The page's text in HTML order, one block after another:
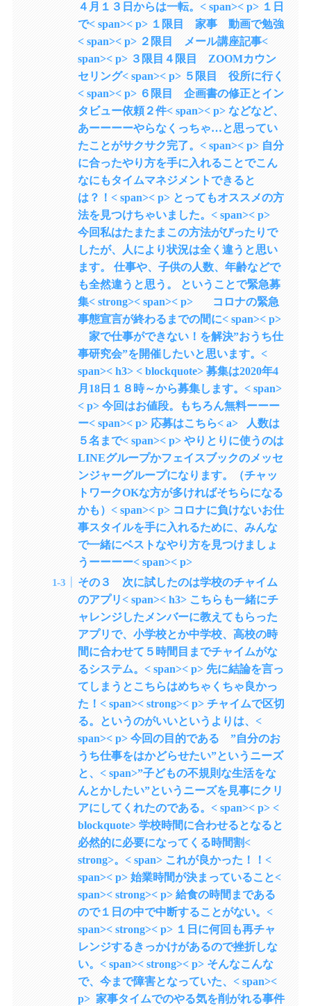
４月１３日からは一転。< span>< p> １日
で< span>< p> １限目 家事 動画で勉強
< span>< p> ２限目 メール講座記事<
span>< p> ３限目４限目 ZOOMカウン
セリング< span>< p> ５限目 役所に行く
< span>< p> ６限目 企画書の修正とイン
タビュー依頼２件< span>< p> などなど、
あーーーーやらなくっちゃ…と思ってい
たことがサクサク完了。< span>< p> 自分
に合ったやり方を手に入れることでこん
なにもタイムマネジメントできると
は？！< span>< p> とってもオススメの方
法を見つけちゃいました。< span>< p>
今回私はたまたまこの方法がぴったりで
したが、人により状況は全く違うと思い
ます。 仕事や、子供の人数、年齢などで
も全然違うと思う。 ということで緊急募
集< strong>< span>< p> コロナの緊急
事態宣言が終わるまでの間に< span>< p>
家で仕事ができない！を解決”おうち仕
事研究会”を開催したいと思います。<
span>< h3> < blockquote> 募集は2020年4
月18日１８時～から募集します。< span>
< p> 今回はお値段。もちろん無料ーーー
ー< span>< p> 応募はこちら< a> 人数は
５名まで< span>< p> やりとりに使うのは
LINEグループかフェイスブックのメッセ
ンジャーグループになります。（チャッ
トワークOKな方が多ければそちらになる
かも）< span>< p> コロナに負けないお仕
事スタイルを手に入れるために、みんな
で一緒にベストなやり方を見つけましょ
うーーーー< span>< p>
その３ 次に試したのは学校のチャイム
のアプリ< span>< h3> こちらも一緒にチ
ャレンジしたメンバーに教えてもらった
アプリで、小学校とか中学校、高校の時
間に合わせて５時間目までチャイムがな
るシステム。< span>< p> 先に結論を言っ
てしまうとこちらはめちゃくちゃ良かっ
た！< span>< strong>< p> チャイムで区切
る。というのがいいというよりは、<
span>< p> 今回の目的である ”自分のお
うち仕事をはかどらせたい”というニーズ
と、< span>”子どもの不規則な生活をな
んとかしたい”というニーズを見事にクリ
アにしてくれたのである。< span>< p> <
blockquote> 学校時間に合わせるとなると
必然的に必要になってくる時間割<
strong>。< span> これが良かった！！<
span>< p> 始業時間が決まっていること<
span>< strong>< p> 給食の時間まである
ので１日の中で中断することがない。<
span>< strong>< p> １日に何回も再チャ
レンジするきっかけがあるので挫折しな
い。< span>< strong>< p> そんなこんな
で、今まで障害となっていた、< span><
p> 家事タイムでのやる気を削がれる事件